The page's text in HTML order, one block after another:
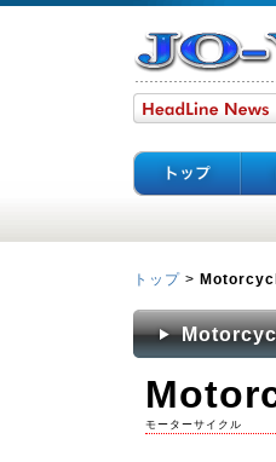
トップ >
モーターサイクル